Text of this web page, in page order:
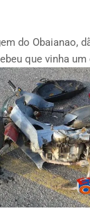
do Obaianao,
que vinha um